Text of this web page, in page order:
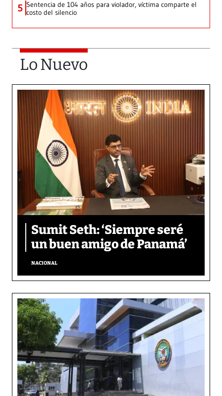
5 Sentencia de 104 años para violador, víctima comparte el
costo del silencio
Lo Nuevo
Sumit Seth: ‘Siempre seré
un buen amigo de Panamá’
NACIONAL